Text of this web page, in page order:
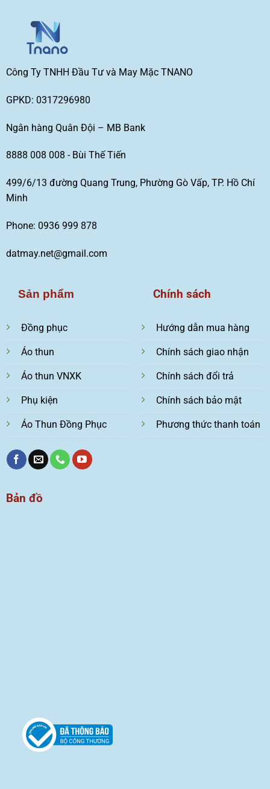
Công Ty TNHH Đầu Tư và May Mặc TNANO
GPKD: 0317296980
Ngân hàng Quân Đội – MB Bank
8888 008 008 - Bùi Thế Tiến
499/6/13 đường Quang Trung, Phường Gò Vấp, TP. Hồ Chí
Minh
Phone: 0936 999 878
datmay.net@gmail.com
Sản phẩm
Đồng phục
Áo thun
Áo thun VNXK
Phụ kiện
Áo Thun Đồng Phục
Chính sách
Hướng dẫn mua hàng
Chính sách giao nhận
Chính sách đổi trả
Chính sách bảo mật
Phương thức thanh toán
Bản đồ